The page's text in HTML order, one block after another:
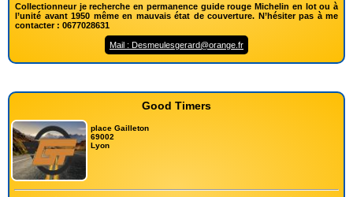
Collectionneur je recherche en permanence guide rouge Michelin en lot ou à
l’unité avant 1950 même en mauvais état de couverture. N’hésiter pas à me
contacter : 0677028631
Mail : Desmeulesgerard@orange.fr
Good Timers
place Gailleton
69002
Lyon